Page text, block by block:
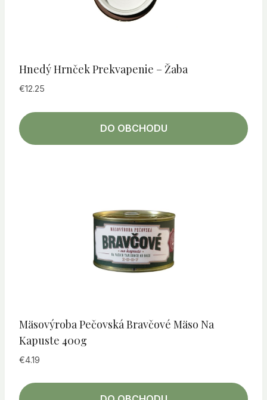
Hnedý Hrnček Prekvapenie – Žaba
€12.25
DO OBCHODU
Mäsovýroba Pečovská Bravčové Mäso Na
Kapuste 400g
€4.19